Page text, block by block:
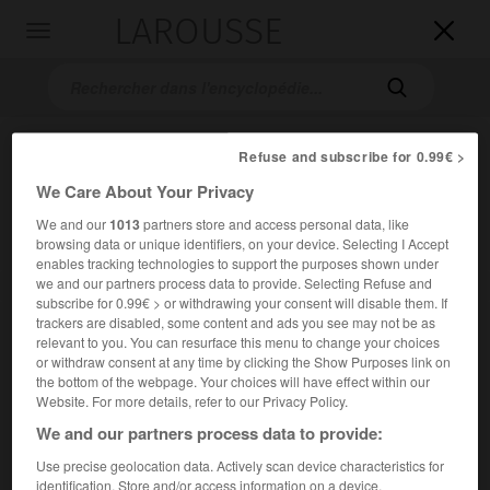


Accueil> Encyclopédie [divers]>Radio France internationale
Radio France internationale
(R.F.I.)
Société française de radiodiffusion vers l'étranger, créée en
indépendante depuis 1986.
Refuse and subscribe for 0.99€ >
We Care About Your Privacy
We and our1013partners store and access personal data, like
browsing data or unique identifiers, on your device. Selecting I Accept
enables tracking technologies to support the purposes shown under
we and our partners process data to provide. Selecting Refuse and
subscribe for 0.99€ > or withdrawing your consent will disable them. If
trackers are disabled, some content and ads you see may not be as
relevant to you. You can resurface this menu to change your choices
or withdraw consent at any time by clicking the Show Purposes link on
the bottom of the webpage. Your choices will have effect within our
Website. For more details, refer to our Privacy Policy.
We and our partners process data to provide:
Use precise geolocation data. Actively scan device characteristics for
identification. Store and/or access information on a device.